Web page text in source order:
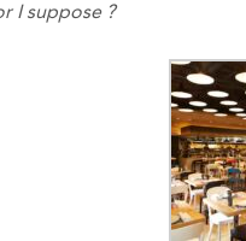
I suppose ?